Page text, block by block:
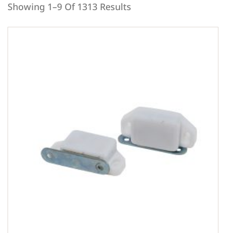
Showing 1–9 Of 1313 Results